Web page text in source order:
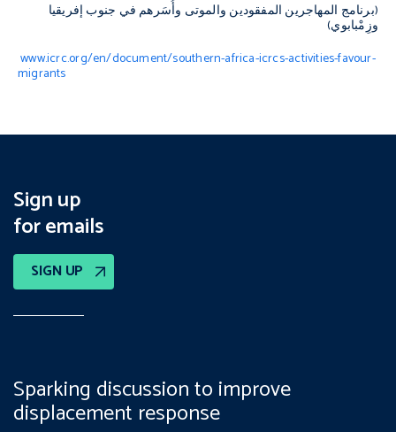
(برنامج المهاجرين المفقودين والموتى وأُسَرهم في جنوب إفريقيا
وزِمْبابوي)
www.icrc.org/en/document/southern-africa-icrcs-activities-favour-
migrants
Sign up
for emails
SIGN UP
Sparking discussion to improve
displacement response